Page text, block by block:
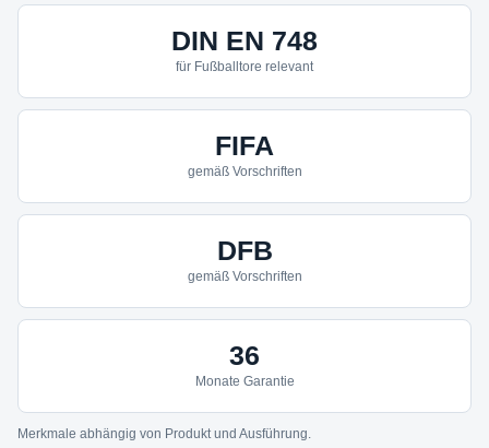
DIN EN 748
für Fußballtore relevant
FIFA
gemäß Vorschriften
DFB
gemäß Vorschriften
36
Monate Garantie
Merkmale abhängig von Produkt und Ausführung.